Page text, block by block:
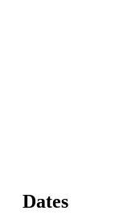
Dates